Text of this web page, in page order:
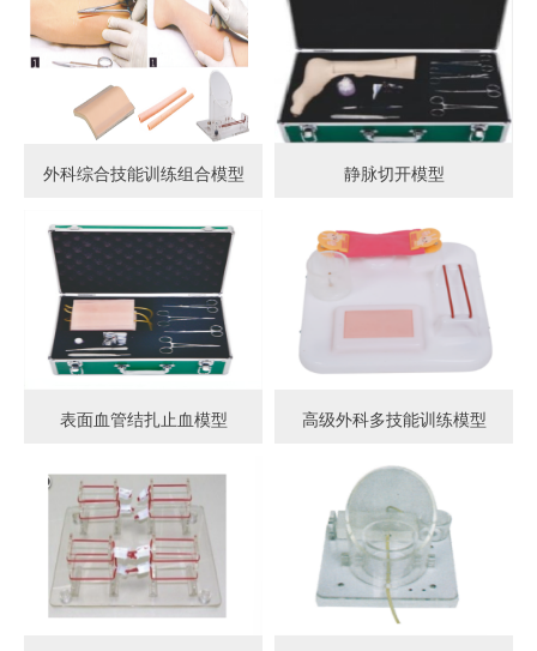
外科综合技能训练组合模型 静脉切开模型
表面血管结扎止血模型 高级外科多技能训练模型